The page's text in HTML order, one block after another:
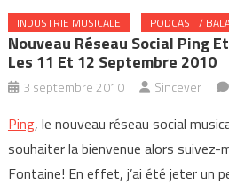
INDUSTRIE MUSICALE PODCAST /
Nouveau Réseau Social Ping
Les 11 Et 12 Septembre 2010
3 septembre 2010 Sincever
Ping, le nouveau réseau social
souhaiter la bienvenue alors suivez-
Fontaine! En effet, j’ai été jeter un